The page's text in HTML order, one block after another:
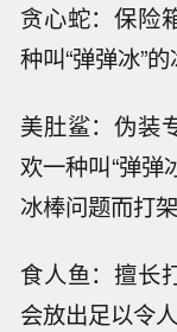
贪心蛇：保险
种叫“弹弹冰”
美肚鲨：伪装
欢一种叫“弹弹
冰棒问题而打架
食人鱼：擅长
会放出足以令